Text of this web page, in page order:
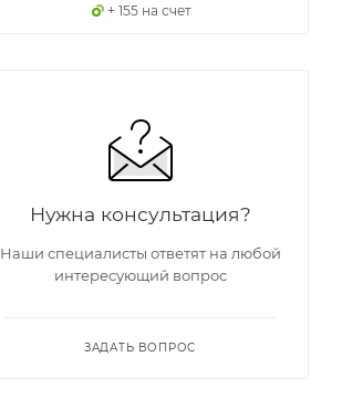
+ 155 на счет
Нужна консультация?
Наши специалисты ответят на любой
интересующий вопрос
ЗАДАТЬ ВОПРОС